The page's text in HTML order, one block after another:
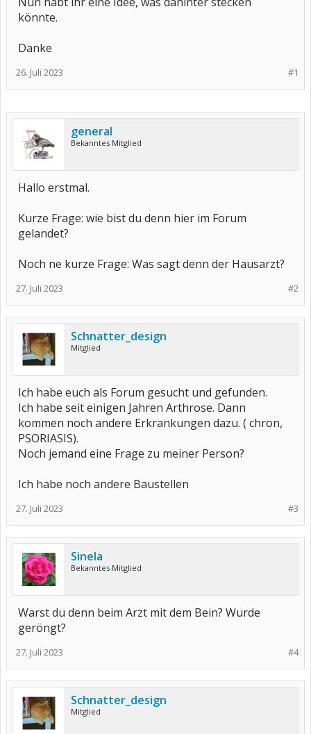
könnte.
Danke
#1
26. Juli 2023
general
Bekanntes Mitglied
Hallo erstmal.
Kurze Frage: wie bist du denn hier im Forum
gelandet?
Noch ne kurze Frage: Was sagt denn der Hausarzt?
#2
27. Juli 2023
Schnatter_design
Mitglied
Ich habe euch als Forum gesucht und gefunden.
Ich habe seit einigen Jahren Arthrose. Dann
kommen noch andere Erkrankungen dazu. ( chron,
PSORIASIS).
Noch jemand eine Frage zu meiner Person?
Ich habe noch andere Baustellen
#3
27. Juli 2023
Sinela
Bekanntes Mitglied
Warst du denn beim Arzt mit dem Bein? Wurde
geröngt?
#4
27. Juli 2023
Schnatter_design
Mitglied